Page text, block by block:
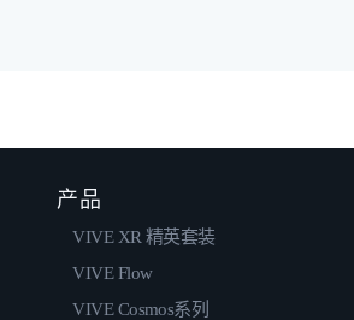
产品
VIVE XR 精英套装
VIVE Flow
VIVE Cosmos系列